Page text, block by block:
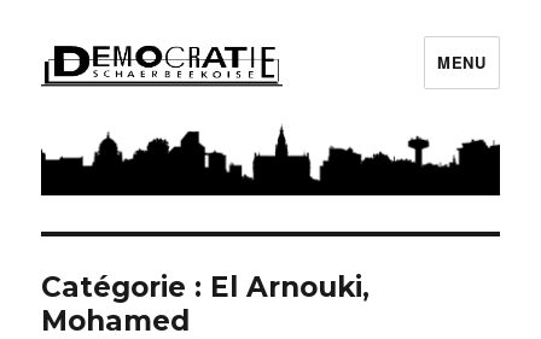
Démocratie Schaerbeekoise
MENU
Catégorie : El Arnouki,
Mohamed